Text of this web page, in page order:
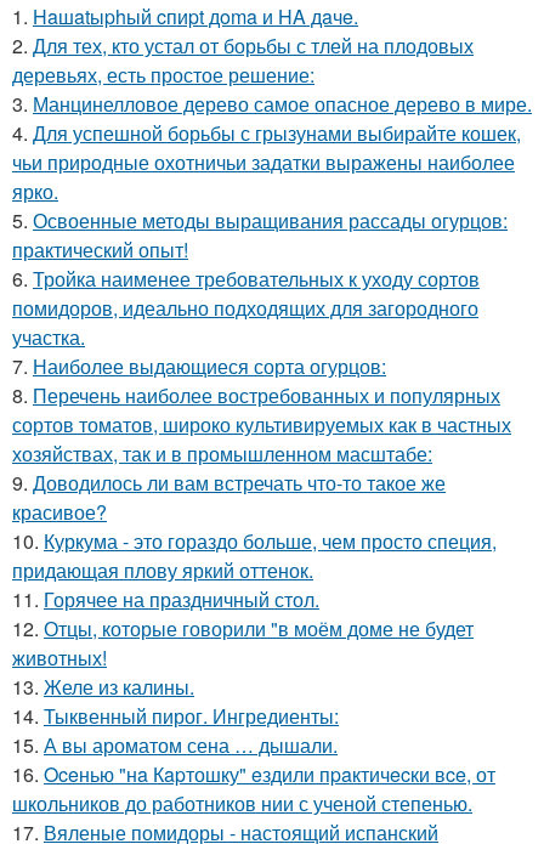
1. Haшatыphый cпиpt дoma и HA дaчe.
2. Для тех, кто устал от борьбы с тлей на плодовых
деревьях, есть простое решение:
3. Манцинелловое дерево самое опасное дерево в мире.
4. Для успешной борьбы с грызунами выбирайте кошек,
чьи природные охотничьи задатки выражены наиболее
ярко.
5. Освоенные методы выращивания рассады огурцов:
практический опыт!
6. Тройка наименее требовательных к уходу сортов
помидоров, идеально подходящих для загородного
участка.
7. Наиболее выдающиеся сорта огурцов:
8. Перечень наиболее востребованных и популярных
сортов томатов, широко культивируемых как в частных
хозяйствах, так и в промышленном масштабе:
9. Доводилось ли вам встречать что-то такое же
красивое?
10. Куркума - это гораздо больше, чем просто специя,
придающая плову яркий оттенок.
11. Горячее на праздничный стол.
12. Отцы, которые говорили "в моём доме не будет
животных!
13. Желе из калины.
14. Тыквенный пирог. Ингредиенты:
15. А вы ароматом сена … дышали.
16. Oceнью "нa Кapтошку" eздили пpaктичecки вce, от
школьников до работников нии с ученой степенью.
17. Вяленые помидоры - настоящий испанский